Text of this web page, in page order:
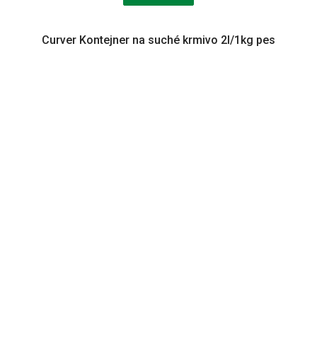
Curver Kontejner na suché krmivo 2l/1kg pes